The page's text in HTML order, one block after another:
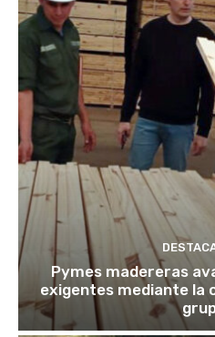
Pymes madereras
exigentes mediante la